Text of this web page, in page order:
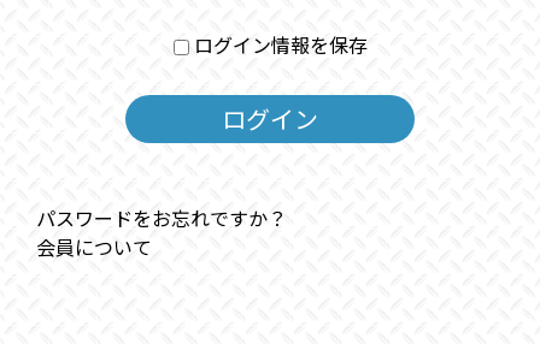
ログイン情報を保存
パスワードをお忘れですか？
会員について